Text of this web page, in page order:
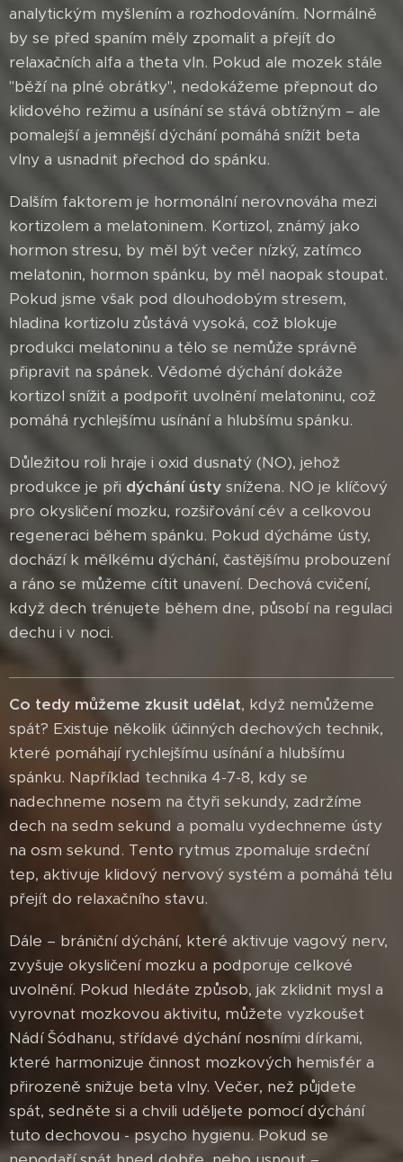
analytickým myšlením a rozhodováním. Normálně
by se před spaním měly zpomalit a přejít do
relaxačních alfa a theta vln. Pokud ale mozek stále
"běží na plné obrátky", nedokážeme přepnout do
klidového režimu a usínání se stává obtížným – ale
pomalejší a jemnější dýchání pomáhá snížit beta
vlny a usnadnit přechod do spánku.
Dalším faktorem je hormonální nerovnováha mezi
kortizolem a melatoninem. Kortizol, známý jako
hormon stresu, by měl být večer nízký, zatímco
melatonin, hormon spánku, by měl naopak stoupat.
Pokud jsme však pod dlouhodobým stresem,
hladina kortizolu zůstává vysoká, což blokuje
produkci melatoninu a tělo se nemůže správně
připravit na spánek. Vědomé dýchání dokáže
kortizol snížit a podpořit uvolnění melatoninu, což
pomáhá rychlejšímu usínání a hlubšímu spánku.
Důležitou roli hraje i oxid dusnatý (NO), jehož
produkce je při dýchání ústy snížena. NO je klíčový
pro okysličení mozku, rozšiřování cév a celkovou
regeneraci během spánku. Pokud dýcháme ústy,
dochází k mělkému dýchání, častějšímu probouzení
a ráno se můžeme cítit unavení. Dechová cvičení,
když dech trénujete během dne, působí na regulaci
dechu i v noci.
Co tedy můžeme zkusit udělat, když nemůžeme
spát? Existuje několik účinných dechových technik,
které pomáhají rychlejšímu usínání a hlubšímu
spánku. Například technika 4-7-8, kdy se
nadechneme nosem na čtyři sekundy, zadržíme
dech na sedm sekund a pomalu vydechneme ústy
na osm sekund. Tento rytmus zpomaluje srdeční
tep, aktivuje klidový nervový systém a pomáhá tělu
přejít do relaxačního stavu.
Dále – brániční dýchání, které aktivuje vagový nerv,
zvyšuje okysličení mozku a podporuje celkové
uvolnění. Pokud hledáte způsob, jak zklidnit mysl a
vyrovnat mozkovou aktivitu, můžete vyzkoušet
Nádí Šódhanu, střídavé dýchání nosními dírkami,
které harmonizuje činnost mozkových hemisfér a
přirozeně snižuje beta vlny. Večer, než půjdete
spát, sedněte si a chvili uděljete pomocí dýchání
tuto dechovou - psycho hygienu. Pokud se